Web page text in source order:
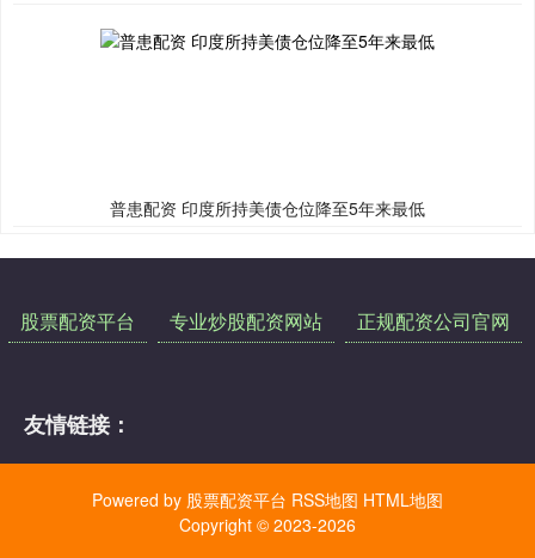
普患配资 印度所持美债仓位降至5年来最低
股票配资平台 专业炒股配资网站 正规配资公司官网
友情链接：
Powered by 股票配资平台 RSS地图 HTML地图
Copyright © 2023-2026